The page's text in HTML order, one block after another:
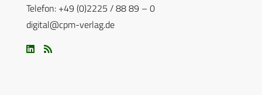
Telefon: +49 (0)2225 / 88 89 – 0
digital@cpm-verlag.de